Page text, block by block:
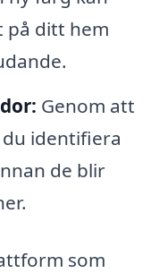
på ditt hem
Genom att
identifiera
de blir
som